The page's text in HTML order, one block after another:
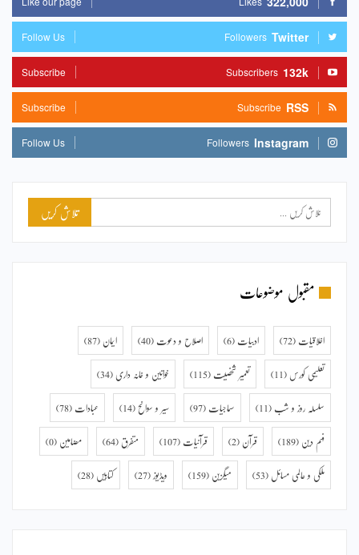
Twitter
Followers
Follow Us
132k
Subscribers
Subscribe
RSS
Subscribe
Subscribe
Instagram
Followers
Follow Us
مقبول موضوعات
اخلاقیات (72) ادبیات (6) اصلاح و دعوت (40) ایمان (87)
تعلیمی کورس (11) تعمیر شخصیت (115) خواتین و خانہ داری (34)
سلسلہ روز و شب (11) سماجیات (97) سیر و سوانح (14) عبادات (78)
فہم دین (189) قرآن (2) قرآنیات (107) متفرق (64) مضامین (0)
ملکی و عالمی مسائل (53) میگزین (159) ویڈیوز (27) کتابیں (28)